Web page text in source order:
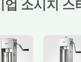
업 소시지 스